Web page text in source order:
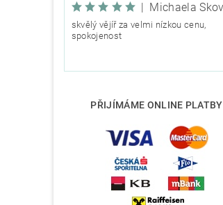
skvělý vějíř za velmi nízkou cenu,
spokojenost
PŘIJÍMÁME ONLINE PLATBY